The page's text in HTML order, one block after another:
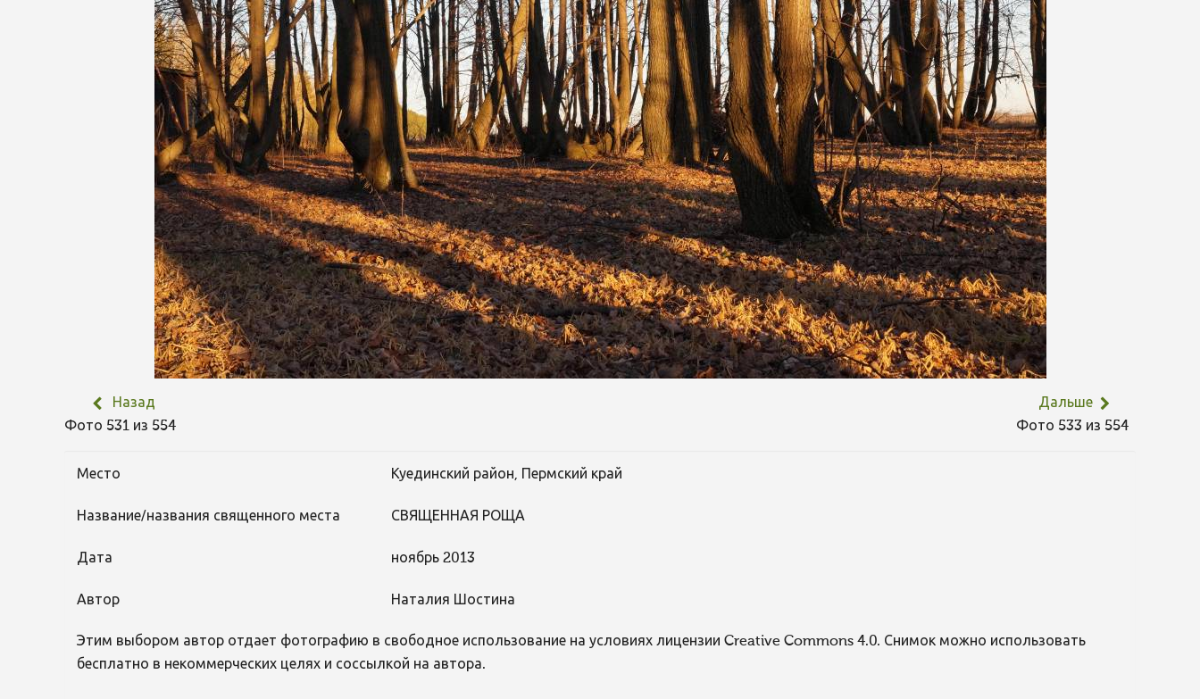
Назад
Фото 531 из 554
Дальше
Фото 533 из 554
Место Куединский район, Пермский край
Название/названия священного места СВЯЩЕННАЯ РОЩА
Дата ноябрь 2013
Автор Наталия Шостина
Этим выбором автор отдает фотографию в свободное использование на условиях лицензии Creative Commons 4.0. Снимок можно использовать
бесплатно в некоммерческих целях и соссылкой на автора.